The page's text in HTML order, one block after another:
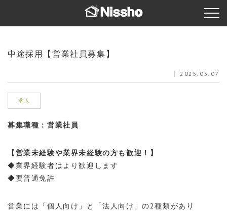
中途採用【営業社員募集】
2025.05.07
求人
募集職種：営業社員
【営業未経験や業界未経験の方も歓迎！】
◆業界経験者はより歓迎します
◆要普通免許
営業には「個人向け」と「法人向け」の2種類があり